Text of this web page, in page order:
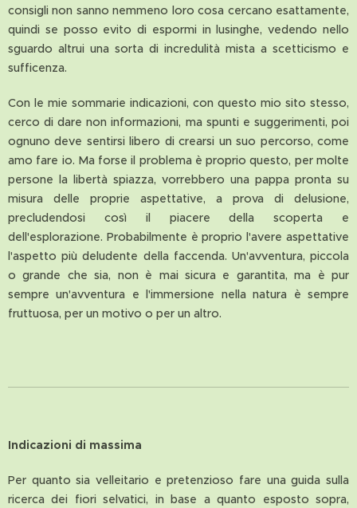
consigli non sanno nemmeno loro cosa cercano esattamente,
quindi se posso evito di espormi in lusinghe, vedendo nello
sguardo altrui una sorta di incredulità mista a scetticismo e
sufficenza.
Con le mie sommarie indicazioni, con questo mio sito stesso,
cerco di dare non informazioni, ma spunti e suggerimenti, poi
ognuno deve sentirsi libero di crearsi un suo percorso, come
amo fare io. Ma forse il problema è proprio questo, per molte
persone la libertà spiazza, vorrebbero una pappa pronta su
misura delle proprie aspettative, a prova di delusione,
precludendosi così il piacere della scoperta e
dell'esplorazione. Probabilmente è proprio l'avere aspettative
l'aspetto più deludente della faccenda. Un'avventura, piccola
o grande che sia, non è mai sicura e garantita, ma è pur
sempre un'avventura e l'immersione nella natura è sempre
fruttuosa, per un motivo o per un altro.
Indicazioni di massima
Per quanto sia velleitario e pretenzioso fare una guida sulla
ricerca dei fiori selvatici, in base a quanto esposto sopra,